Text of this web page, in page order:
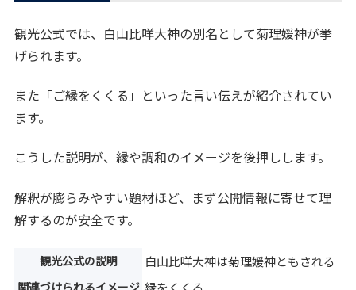
観光公式では、白山比咩大神の別名として菊理媛神が挙
げられます。
また「ご縁をくくる」といった言い伝えが紹介されてい
ます。
こうした説明が、縁や調和のイメージを後押しします。
解釈が膨らみやすい題材ほど、まず公開情報に寄せて理
解するのが安全です。
観光公式の説明 白山比咩大神は菊理媛神ともされる